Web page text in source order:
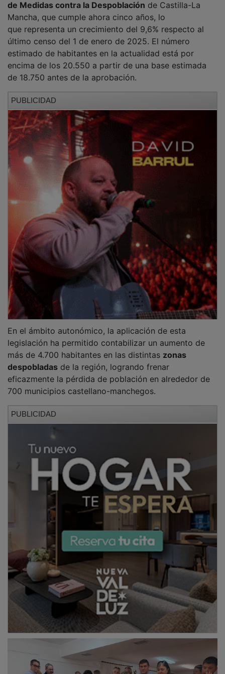
Mancha, que cumple ahora cinco años, lo
que representa un crecimiento del 9,6% respecto al
último censo del 1 de enero de 2025. El número
estimado de habitantes en la actualidad está por
encima de los 20.550 a partir de una base estimada
de 18.750 antes de la aprobación.
legislación ha permitido contabilizar un aumento de
más de 4.700 habitantes en las distintaszonas
despobladasde la región, logrando frenar
eficazmente la pérdida de población en alrededor de
700 municipios castellano-manchegos.
Este dinamismo, refrendado por unsaldo migratorio
positivo de 2.515 personas entre 2021 y 2024, se ha
convertido en el marco idóneo para la celebración de
las XIV Jornadas Gastronómicas del
espárrago verde
en Aranzueque, pueblo perteneciente a este ámbito
geográfico que acoge un evento cuyo producto
genera una gran actividad en su término municipal y
zonas adyacentes. Este municipio ha pasado de tener